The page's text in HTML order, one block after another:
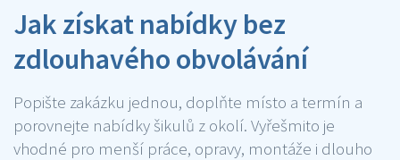
Jak získat nabídky bez
zdlouhavého obvolávání
Popište zakázku jednou, doplňte místo a termín a
porovnejte nabídky šikulů z okolí. Vyřešmito je
vhodné pro menší práce, opravy, montáže i dlouho